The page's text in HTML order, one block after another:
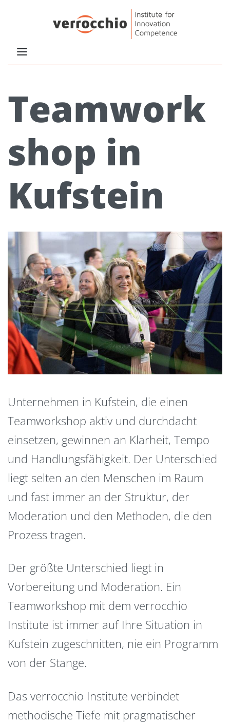
Teamwork
shop in
Kufstein
Unternehmen in Kufstein, die einen
Teamworkshop aktiv und durchdacht
einsetzen, gewinnen an Klarheit, Tempo
und Handlungsfähigkeit. Der Unterschied
liegt selten an den Menschen im Raum
und fast immer an der Struktur, der
Moderation und den Methoden, die den
Prozess tragen.
Der größte Unterschied liegt in
Vorbereitung und Moderation. Ein
Teamworkshop mit dem verrocchio
Institute ist immer auf Ihre Situation in
Kufstein zugeschnitten, nie ein Programm
von der Stange.
Das verrocchio Institute verbindet
methodische Tiefe mit pragmatischer